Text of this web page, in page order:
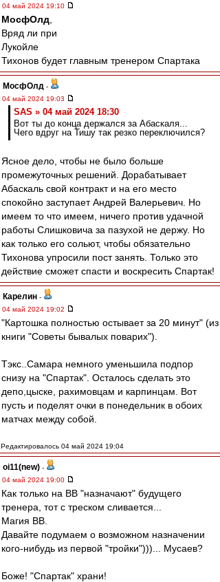
04 май 2024 19:10
МосфОлд
Вряд ли при
Лукойле
Тихонов будет главным тренером Спартака
МосфОлд -
04 май 2024 19:03
SAS » 04 май 2024 18:30
Вот ты до конца держался за Абаскаля...
Чего вдруг на Тишу так резко переключился?
Ясное дело, чтобы не было больше
промежуточных решений. Дорабатывает
Абаскаль свой контракт и на его место
спокойно заступает Андрей Валерьевич. Но
имеем то что имеем, ничего против удачной
работы Слишковича за пазухой не держу. Но
как только его сольют, чтобы обязательно
Тихонова упросили пост занять. Только это
действие сможет спасти и воскресить Спартак!
Карелин -
04 май 2024 19:02
"Картошка полностью остывает за 20 минут" (из
книги "Советы бывалых поварих").
Тэкс..Самара немного уменьшила подпор
снизу на "Спартак". Осталось сделать это
депо,цыске, рахимовцам и карпинцам. Вот
пусть и поделят очки в понедельник в обоих
матчах между собой.
Редактировалось 04 май 2024 19:04
oi11(new) -
04 май 2024 19:00
Как только на ВВ "назначают" будущего
тренера, тот с треском сливается...
Магия ВВ.
Давайте подумаем о возможном назначении
кого-нибудь из первой "тройки")))... Мусаев?
Боже! "Спартак" храни!